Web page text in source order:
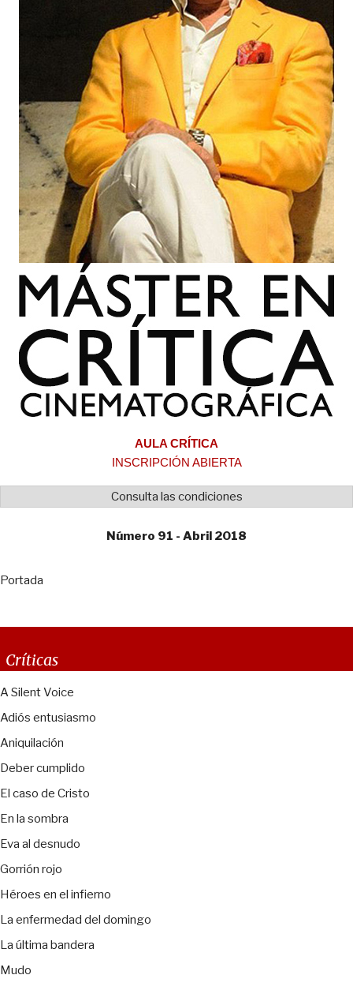
AULA CRÍTICA
INSCRIPCIÓN ABIERTA
Consulta las condiciones
Número 91 - Abril 2018
Portada
Críticas
A Silent Voice
Adiós entusiasmo
Aniquilación
Deber cumplido
El caso de Cristo
En la sombra
Eva al desnudo
Gorrión rojo
Héroes en el infierno
La enfermedad del domingo
La última bandera
Mudo